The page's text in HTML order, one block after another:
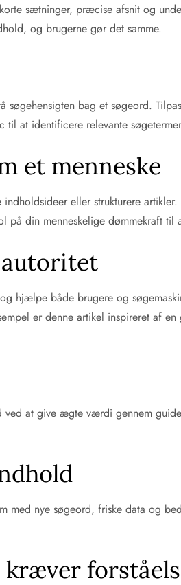
sætninger, præcise afsnit og
og brugerne gør det samme.
bag et søgeord.
at identificere relevante
et menneske
eller strukturere
din menneskelige dømmekraft til
hjælpe både brugere og
er denne artikel inspireret af
at give ægte værdi gennem
nye søgeord, friske data og